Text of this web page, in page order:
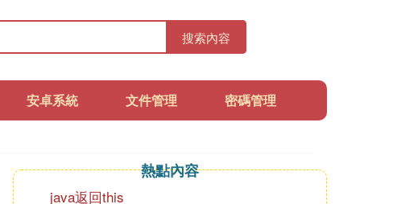
搜索內容
安卓系統 文件管理 密碼管理
熱點內容
java返回this